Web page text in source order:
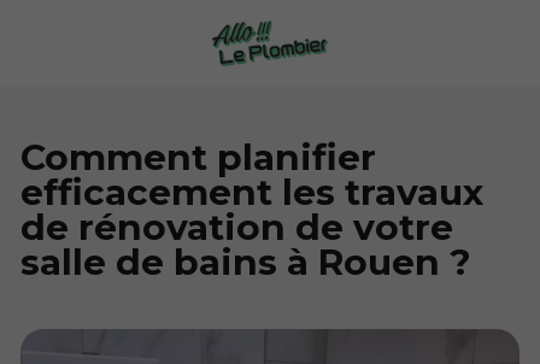
Comment planifier
efficacement les travaux
de rénovation de votre
salle de bains à Rouen ?